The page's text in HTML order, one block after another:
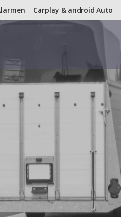
Carplay & android Auto